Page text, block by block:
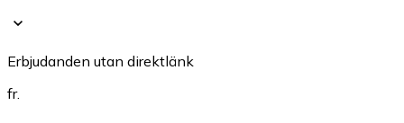
Erbjudanden utan direktlänk
fr.